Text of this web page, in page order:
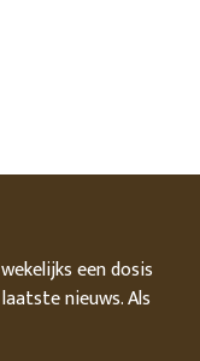
een dosis
nieuws. Als